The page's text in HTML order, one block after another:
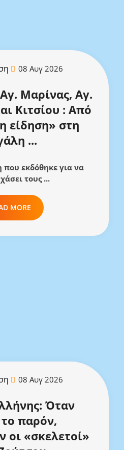
08 Αυγ 2026
Μαρίνας, Αγ.
Κιτσίου : Από
είδηση» στη
...
εκδόθηκε για να
τους ...
MORE
08 Αυγ 2026
Όταν
το παρόν,
οι «σκελετοί»